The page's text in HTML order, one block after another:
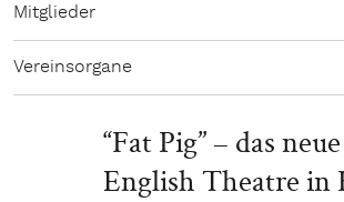
Mitglieder
Vereinsorgane
“Fat Pig” – das
English Theatre in